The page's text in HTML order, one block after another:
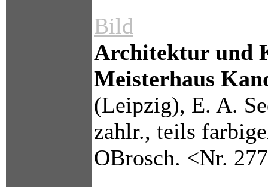
Bild
Architektur und
Meisterhaus
(Leipzig), E. A.
zahlr., teils
OBrosch. <Nr.